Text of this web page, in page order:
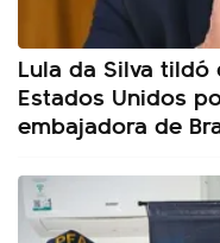
Lula da Silva tildó
Estados Unidos
embajadora de